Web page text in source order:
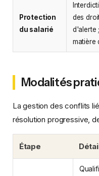
Protection
du salarié
des
d'alerte
matière
Modalités
La gestion des conflits
résolution progressive,
Étape